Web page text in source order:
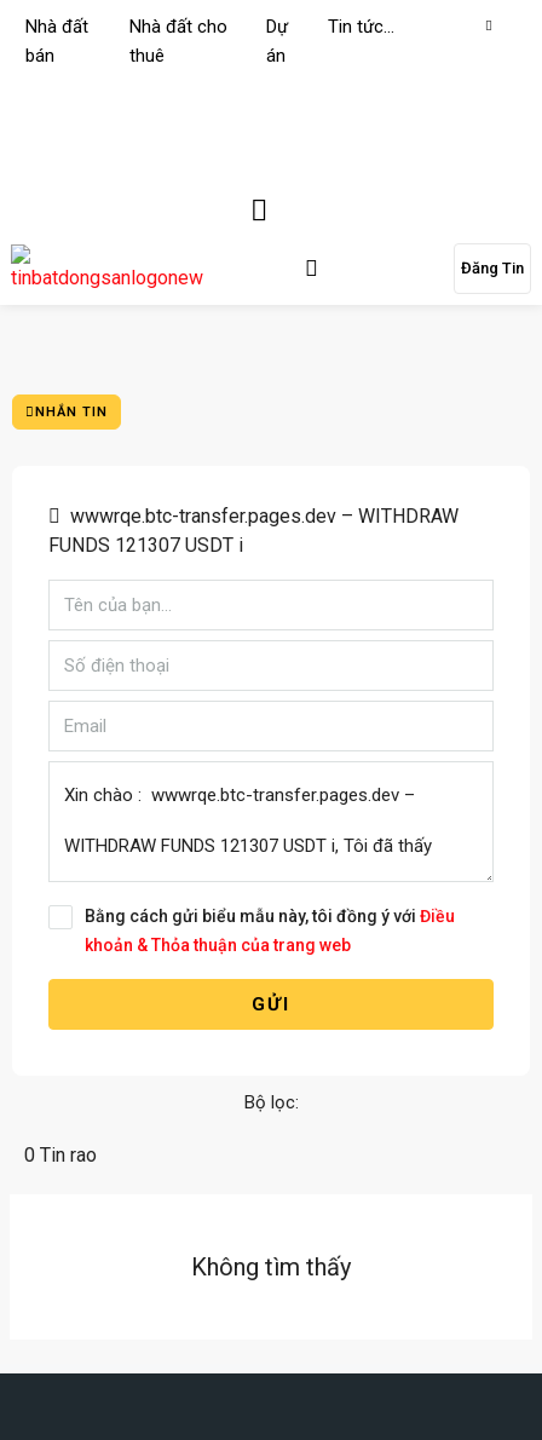
Nhà đất
bán
Nhà đất cho
thuê
Dự
án
Tin tức…
Đăng Tin
NHẮN TIN
wwwrqe.btc-transfer.pages.dev – WITHDRAW
FUNDS 121307 USDT i
Bằng cách gửi biểu mẫu này, tôi đồng ý với Điều
khoản & Thỏa thuận của trang web
GỬI
0 Tin rao
Bộ lọc:
Không tìm thấy